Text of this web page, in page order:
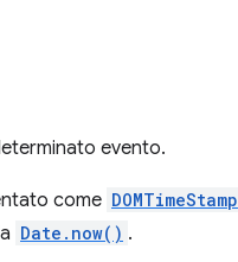
evento.
come DOMTimeStamp
Date.now() .